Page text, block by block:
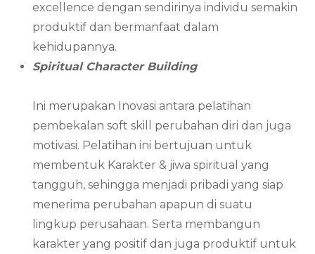
excellence dengan sendirinya individu semakin
produktif dan bermanfaat dalam
kehidupannya.
Spiritual Character Building
Ini merupakan Inovasi antara pelatihan
pembekalan soft skill perubahan diri dan juga
motivasi. Pelatihan ini bertujuan untuk
membentuk Karakter & jiwa spiritual yang
tangguh, sehingga menjadi pribadi yang siap
menerima perubahan apapun di suatu
lingkup perusahaan. Serta membangun
karakter yang positif dan juga produktif untuk